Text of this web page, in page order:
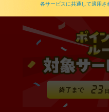
各サービスに共通して適用さ
終了まで 日